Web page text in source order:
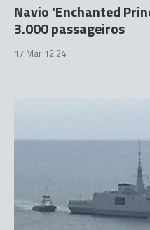
Navio 'Enchanted
3.000 passageiros
17 Mar 12:24